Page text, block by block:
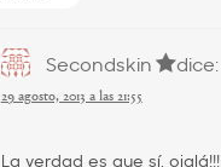
Secondskin dice:
29 agosto, 2013 a las 21:55
La verdad es que sí, ojalá!!!